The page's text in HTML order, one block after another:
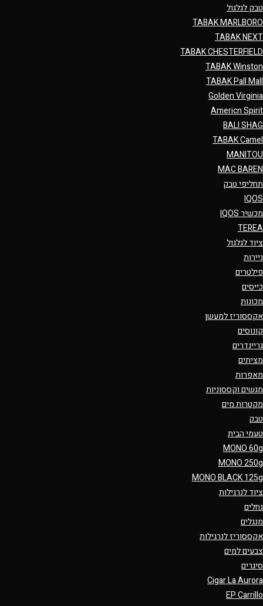
טבק לגלגול
TABAK MARLBORO
TABAK NEXT
TABAK CHESTERFIELD
TABAK Winston
TABAK Pall Mall
Golden Virginia
Americn Spirit
BALI SHAG
TABAK Camel
MANITOU
MAC BAREN
תחליפי טבק
IQOS
מכשיר IQOS
TEREA
ציוד לגלגול
ניירות
פילטרים
כייסים
מכונות
אקססוריז למעשן
קונוסים
גריינדרים
מציתים
מאפרות
מגשים וקססוניות
מקטרות מים
טבק
טעמי הבית
MONO 60g
MONO 250g
MONO BLACK 125g
ציוד לנרגילות
גחלים
מנגלים
אקססוריז לנרגילות
צבעים למים
סיגרים
Cigar La Aurora
EP Carrillo